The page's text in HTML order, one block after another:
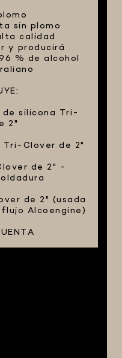
sin plomo
calidad
y producirá
% de alcohol
silicona Tri-
2"
Clover de 2"
de 2" -
de 2" (usada
Alcoengine)